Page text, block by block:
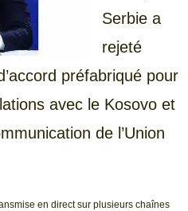
Serbie a
rejeté
préfabriqué pour
avec le Kosovo et
de l’Union
en direct sur plusieurs chaînes